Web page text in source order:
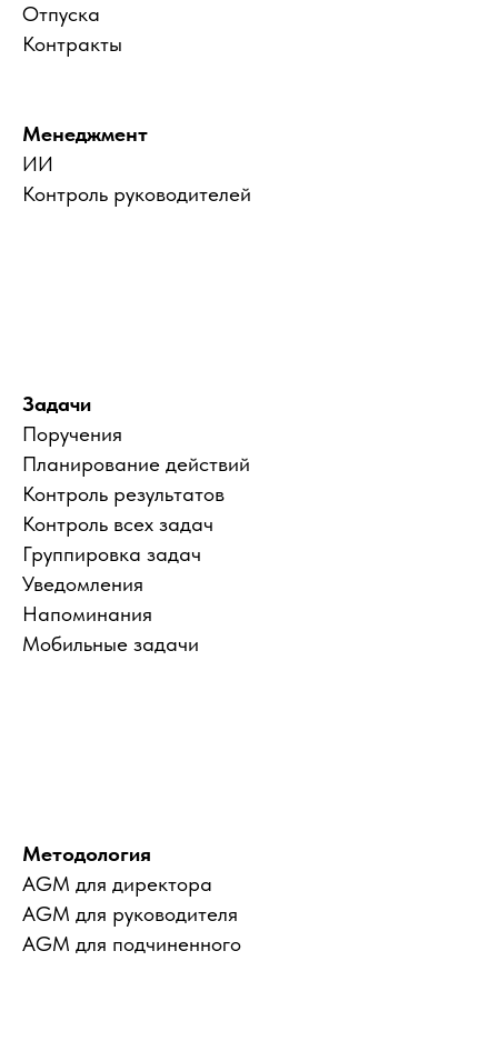
Отпуска
Контракты
Менеджмент
ИИ
Контроль руководителей
Задачи
Поручения
Планирование действий
Контроль результатов
Контроль всех задач
Группировка задач
Уведомления
Напоминания
Мобильные задачи
Методология
AGM для директора
AGM для руководителя
AGM для подчиненного